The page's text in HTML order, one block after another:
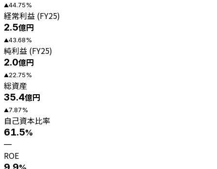
▲44.75%
経常利益 (FY25)
2.5億円
▲43.68%
純利益 (FY25)
2.0億円
▲22.75%
総資産
35.4億円
▲7.87%
自己資本比率
61.5%
—
ROE